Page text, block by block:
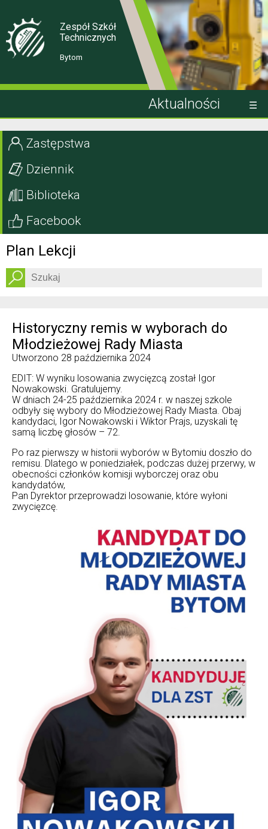
Content
navigation
Zespół Szkół
Technicznych
Bytom
Aktualności
Kandydat
Zastępstwa
Dziennik
Biblioteka
Facebook
Plan Lekcji
Historyczny remis w wyborach do
Młodzieżowej Rady Miasta
Utworzono 28 października 2024
EDIT: W wyniku losowania zwycięzcą został Igor
Nowakowski. Gratulujemy.
W dniach 24-25 października 2024 r. w naszej szkole
odbyły się wybory do Młodzieżowej Rady Miasta. Obaj
kandydaci, Igor Nowakowski i Wiktor Prajs, uzyskali tę
samą liczbę głosów – 72.
Po raz pierwszy w historii wyborów w Bytomiu doszło do
remisu. Dlatego w poniedziałek, podczas dużej przerwy, w
obecności członków komisji wyborczej oraz obu
kandydatów,
Pan Dyrektor przeprowadzi losowanie, które wyłoni
zwycięzcę.